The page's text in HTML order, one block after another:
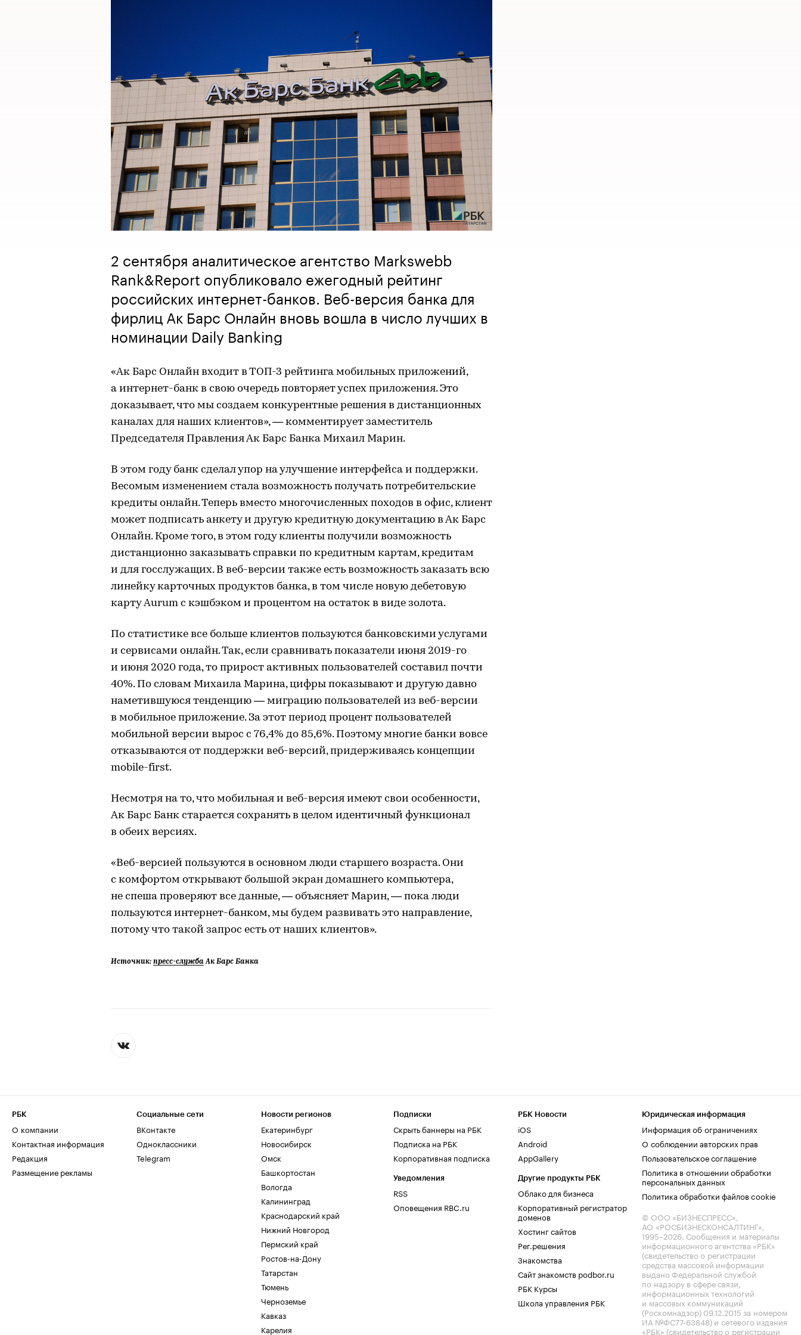
2 сентября аналитическое агентство Markswebb
Rank&Report опубликовало ежегодный рейтинг
российских интернет-банков. Bеб-версия банка для
фиpлиц Ак Барс Онлайн вновь вошла в число лучших в
номинации Daily Banking
«Ак Барс Онлайн входит в ТОП-3 рейтинга мобильных приложений,
а интернет-банк в свою очередь повторяет успех приложения. Это
доказывает, что мы создаем конкурентные решения в дистанционных
каналах для наших клиентов», — комментирует заместитель
Председателя Правления Ак Барс Банка Михаил Марин.
В этом году банк сделал упор на улучшение интерфейса и поддержки.
Весомым изменением стала возможность получать потребительские
кредиты онлайн. Теперь вместо многочисленных походов в офис, клиент
может подписать анкету и другую кредитную документацию в Ак Барс
Онлайн. Кроме того, в этом году клиенты получили возможность
дистанционно заказывать справки по кредитным картам, кредитам
и для госслужащих. В веб-версии также есть возможность заказать всю
линейку карточных продуктов банка, в том числе новую дебетовую
карту Aurum с кэшбэком и процентом на остаток в виде золота.
По статистике все больше клиентов пользуются банковскими услугами
и сервисами онлайн. Так, если сравнивать показатели июня 2019-го
и июня 2020 года, то прирост активных пользователей составил почти
40%. По словам Михаила Марина, цифры показывают и другую давно
наметившуюся тенденцию — миграцию пользователей из веб-версии
в мобильное приложение. За этот период процент пользователей
мобильной версии вырос с 76,4% до 85,6%. Поэтому многие банки вовсе
отказываются от поддержки веб-версий, придерживаясь концепции
mobile-first.
Несмотря на то, что мобильная и веб-версия имеют свои особенности,
Ак Барс Банк старается сохранять в целом идентичный функционал
в обеих версиях.
«Веб-версией пользуются в основном люди старшего возраста. Они
с комфортом открывают большой экран домашнего компьютера,
не спеша проверяют все данные, — объясняет Марин, — пока люди
пользуются интернет-банком, мы будем развивать это направление,
потому что такой запрос есть от наших клиентов».
Источник: пресс-службаАк Барс Банка
РБК
О компании
Контактная информация
Редакция
Размещение рекламы
Социальные сети
ВКонтакте
Одноклассники
Telegram
Новости регионов
Екатеринбург
Новосибирск
Омск
Башкортостан
Вологда
Калининград
Краснодарский край
Нижний Новгород
Пермский край
Ростов-на-Дону
Татарстан
Тюмень
Черноземье
Кавказ
Карелия
Подписки
Скрыть баннеры на РБК
Подписка на РБК
Корпоративная подписка
Уведомления
RSS
Оповещения RBC.ru
РБК Новости
iOS
Android
AppGallery
Другие продукты РБК
Облако для бизнеса
Корпоративный регистратор
доменов
Хостинг сайтов
Рег.решения
Знакомства
Сайт знакомств podbor.ru
РБК Курсы
Школа управления РБК
Юридическая информация
Информация об ограничениях
О соблюдении авторских прав
Пользовательское соглашение
Политика в отношении обработки
персональных данных
Политика обработки файлов cookie
© ООО «БИЗНЕСПРЕСС»,
АО «РОСБИЗНЕСКОНСАЛТИНГ»,
1995–2026. Сообщения и материалы
информационного агентства «РБК»
(свидетельство о регистрации
средства массовой информации
выдано Федеральной службой
по надзору в сфере связи,
информационных технологий
и массовых коммуникаций
(Роскомнадзор) 09.12.2015 за номером
ИА №ФС77-63848) и сетевого издания
«РБК» (свидетельство о регистрации